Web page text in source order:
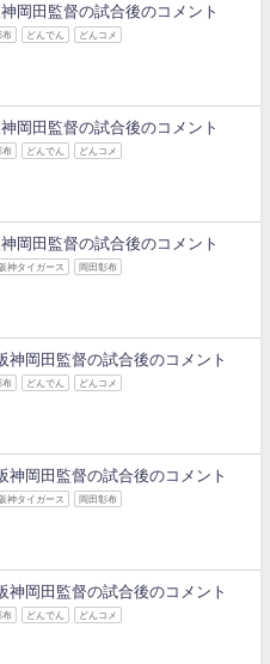
岡田監督の試合後のコメント
布 どんでん どんコメ
岡田監督の試合後のコメント
布 どんでん どんコメ
岡田監督の試合後のコメント
阪神タイガース 岡田彰布
神岡田監督の試合後のコメント
布 どんでん どんコメ
神岡田監督の試合後のコメント
阪神タイガース 岡田彰布
神岡田監督の試合後のコメント
布 どんでん どんコメ